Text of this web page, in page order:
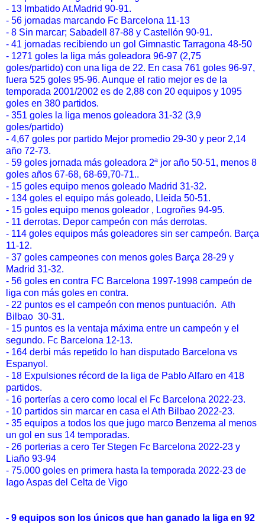
- 13 Imbatido At.Madrid 90-91.
- 56 jornadas marcando Fc Barcelona 11-13
- 8 Sin marcar; Sabadell 87-88 y Castellón 90-91.
- 41 jornadas recibiendo un gol Gimnastic Tarragona 48-50
- 1271 goles la liga más goleadora 96-97 (2,75
goles/partido) con una liga de 22. En casa 761 goles 96-97,
fuera 525 goles 95-96. Aunque el ratio mejor es de la
temporada 2001/2002 es de 2,88 con 20 equipos y 1095
goles en 380 partidos.
- 351 goles la liga menos goleadora 31-32 (3,9
goles/partido)
- 4,67 goles por partido Mejor promedio 29-30 y peor 2,14
año 72-73.
- 59 goles jornada más goleadora 2ª jor año 50-51, menos 8
goles años 67-68, 68-69,70-71..
- 15 goles equipo menos goleado Madrid 31-32.
- 134 goles el equipo más goleado, Lleida 50-51.
- 15 goles equipo menos goleador , Logroñes 94-95.
- 11 derrotas. Depor campeón con más derrotas.
- 114 goles equipos más goleadores sin ser campeón. Barça
11-12.
- 37 goles campeones con menos goles Barça 28-29 y
Madrid 31-32.
- 56 goles en contra FC Barcelona 1997-1998 campeón de
liga con más goles en contra.
- 22 puntos es el campeón con menos puntuación. Ath
Bilbao 30-31.
- 15 puntos es la ventaja máxima entre un campeón y el
segundo. Fc Barcelona 12-13.
- 164 derbi más repetido lo han disputado Barcelona vs
Espanyol.
- 18 Expulsiones récord de la liga de Pablo Alfaro en 418
partidos.
- 16 porterías a cero como local el Fc Barcelona 2022-23.
- 10 partidos sin marcar en casa el Ath Bilbao 2022-23.
- 35 equipos a todos los que jugo marco Benzema al menos
un gol en sus 14 temporadas.
- 26 porterias a cero Ter Stegen Fc Barcelona 2022-23 y
Liaño 93-94
- 75.000 goles en primera hasta la temporada 2022-23 de
Iago Aspas del Celta de Vigo
- 9 equipos son los únicos que han ganado la liga en 92